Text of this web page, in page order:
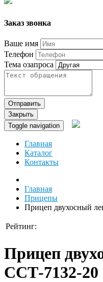
Заказ звонка
Ваше имя
Телефон
Тема озапроса
Отправить
Закрыть
Toggle navigation
Главная
Каталог
Контакты
Главная
Прицепы
Прицеп двухосный
Рейтинг:
Прицеп
ССТ-7132-20